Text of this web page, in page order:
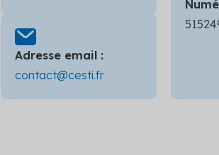
Adresse email :
contact@cesti.fr